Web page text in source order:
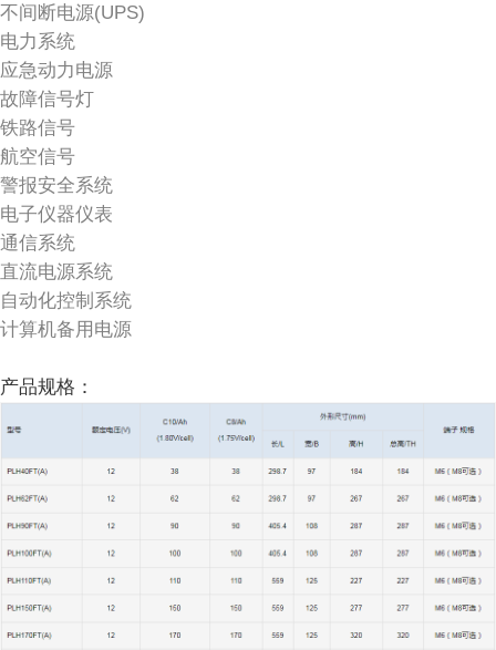
不间断电源(UPS)
电力系统
应急动力电源
故障信号灯
铁路信号
航空信号
警报安全系统
电子仪器仪表
通信系统
直流电源系统
自动化控制系统
计算机备用电源
产品规格：